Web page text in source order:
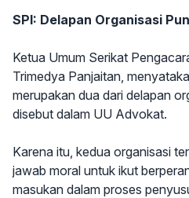
SPI: Delapan Organisasi
Ketua Umum Serikat
Trimedya Panjaitan,
merupakan dua dari delapan
disebut dalam UU Advokat.
Karena itu, kedua organisasi
jawab moral untuk ikut
masukan dalam proses